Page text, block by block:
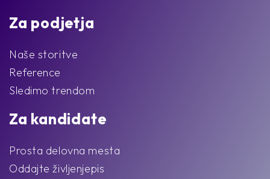
Za podjetja
Naše storitve
Reference
Sledimo trendom
Za kandidate
Prosta delovna mesta
Oddajte življenjepis